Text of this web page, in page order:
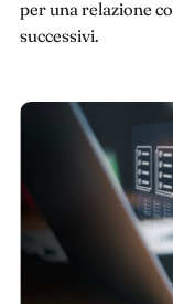
per una relazione
successivi.